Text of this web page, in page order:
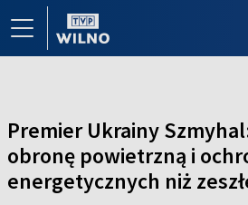
Premier Ukrainy
obronę powietrzną i
energetycznych niż